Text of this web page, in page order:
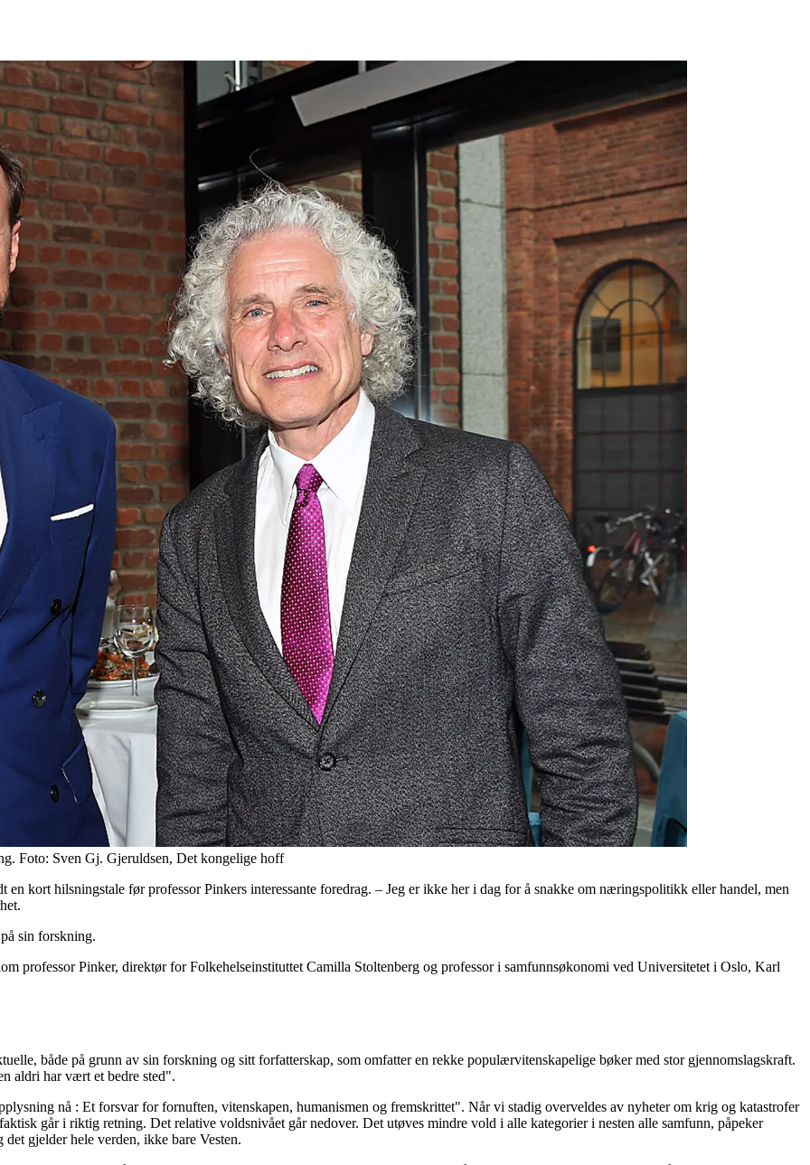
Foto: Sven Gj. Gjeruldsen, Det kongelige hoff
en kort hilsningstale før professor Pinkers interessante foredrag. – Jeg er ikke her i dag for å snakke om næringspolitikk eller handel, men
sin forskning.
professor Pinker, direktør for Folkehelseinstituttet Camilla Stoltenberg og professor i samfunnsøkonomi ved Universitetet i Oslo, Karl
både på grunn av sin forskning og sitt forfatterskap, som omfatter en rekke populærvitenskapelige bøker med stor gjennomslagskraft.
aldri har vært et bedre sted".
nå : Et forsvar for fornuften, vitenskapen, humanismen og fremskrittet". Når vi stadig overveldes av nyheter om krig og katastrofer
går i riktig retning. Det relative voldsnivået går nedover. Det utøves mindre vold i alle kategorier i nesten alle samfunn, påpeker
gjelder hele verden, ikke bare Vesten.